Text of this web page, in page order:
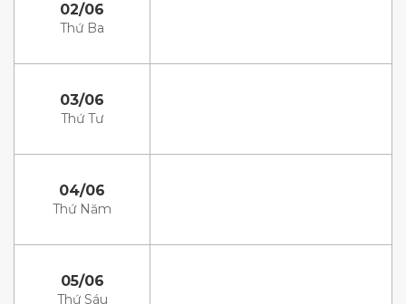
02/06
Thứ Ba
03/06
Thứ Tư
04/06
Thứ Năm
05/06
Thứ Sáu